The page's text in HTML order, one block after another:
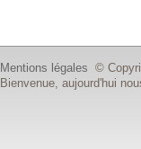
Mentions légales ©
Bienvenue, aujourd'hui